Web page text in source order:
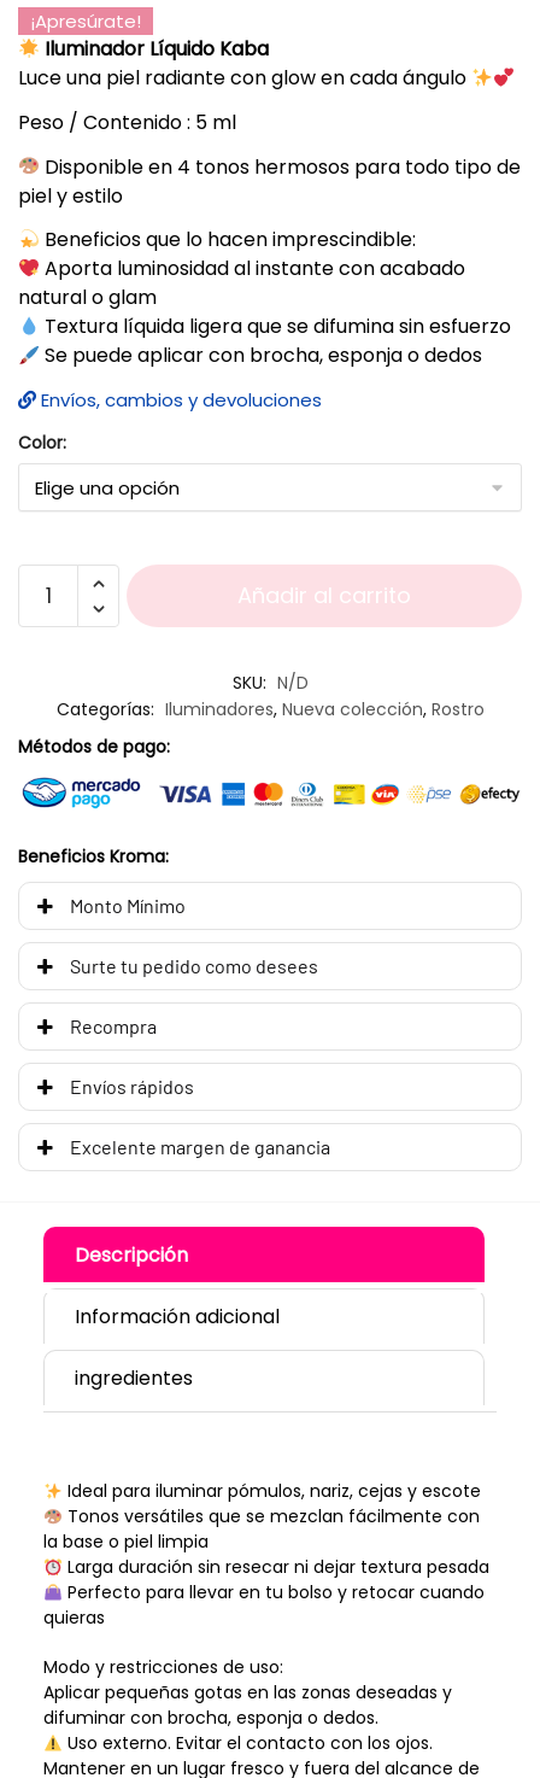
¡Apresúrate!
Iluminador Líquido Kaba
Luce una piel radiante con glow en cada ángulo
Peso / Contenido : 5 ml
Disponible en 4 tonos hermosos para todo tipo de
piel y estilo
Beneficios que lo hacen imprescindible:
Aporta luminosidad al instante con acabado
natural o glam
Textura líquida ligera que se difumina sin esfuerzo
Se puede aplicar con brocha, esponja o dedos
Envíos, cambios y devoluciones
Color:
Añadir al carrito
SKU: N/D
Categorías: Iluminadores, Nueva colección, Rostro
Métodos de pago:
Beneficios Kroma:
Monto Mínimo
Surte tu pedido como desees
Recompra
Envíos rápidos
Excelente margen de ganancia
Descripción
Información adicional
ingredientes
Ideal para iluminar pómulos, nariz, cejas y escote
Tonos versátiles que se mezclan fácilmente con
la base o piel limpia
Larga duración sin resecar ni dejar textura pesada
Perfecto para llevar en tu bolso y retocar cuando
quieras
Modo y restricciones de uso:
Aplicar pequeñas gotas en las zonas deseadas y
difuminar con brocha, esponja o dedos.
Uso externo. Evitar el contacto con los ojos.
Mantener en un lugar fresco y fuera del alcance de